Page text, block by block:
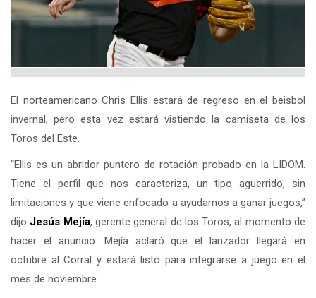
El norteamericano Chris Ellis estará de regreso en el beisbol
invernal, pero esta vez estará vistiendo la camiseta de los
Toros del Este.
“Ellis es un abridor puntero de rotación probado en la LIDOM.
Tiene el perfil que nos caracteriza, un tipo aguerrido, sin
limitaciones y que viene enfocado a ayudarnos a ganar juegos,”
dijo Jesús Mejía, gerente general de los Toros, al momento de
hacer el anuncio. Mejía aclaró que el lanzador llegará en
octubre al Corral y estará listo para integrarse a juego en el
mes de noviembre.